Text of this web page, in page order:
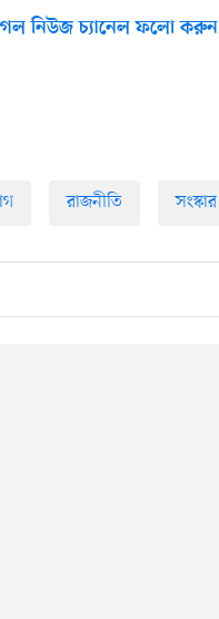
নিউজ চ্যানেল ফলো করুন
রাজনীতি সংস্কার